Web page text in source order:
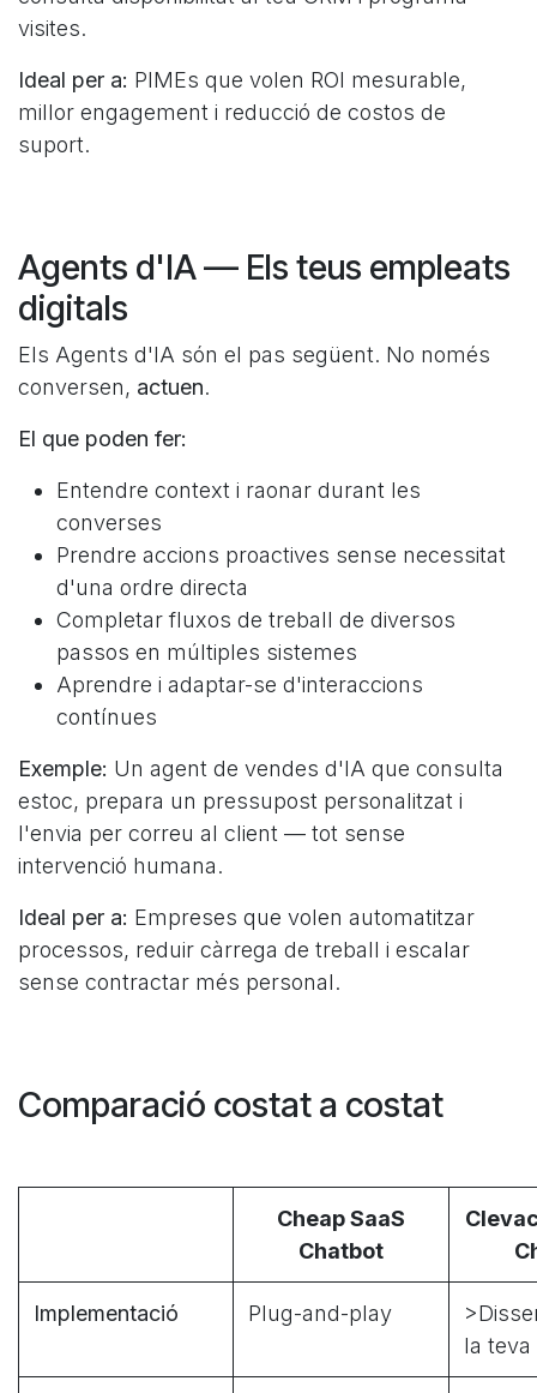
visites.
Ideal per a: PIMEs que volen ROI mesurable,
millor engagement i reducció de costos de
suport.
Agents d'IA — Els teus empleats
digitals
Els Agents d'IA són el pas següent. No només
conversen, actuen.
El que poden fer:
Entendre context i raonar durant les
converses
Prendre accions proactives sense necessitat
d'una ordre directa
Completar fluxos de treball de diversos
passos en múltiples sistemes
Aprendre i adaptar-se d'interaccions
contínues​
Exemple: Un agent de vendes d'IA que consulta
estoc, prepara un pressupost personalitzat i
l'envia per correu al client — tot sense
intervenció humana.
Ideal per a: Empreses que volen automatitzar
processos, reduir càrrega de treball i escalar
sense contractar més personal.
Comparació costat a costat
Cheap SaaS
Chatbot
Implementació Plug-and-play
la